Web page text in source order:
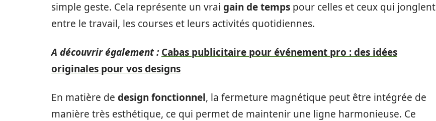
simple geste. Cela représente un vrai gain de temps pour celles et ceux qui jonglent
entre le travail, les courses et leurs activités quotidiennes.
A découvrir également : Cabas publicitaire pour événement pro : des idées
originales pour vos designs
En matière de design fonctionnel, la fermeture magnétique peut être intégrée de
manière très esthétique, ce qui permet de maintenir une ligne harmonieuse. Ce